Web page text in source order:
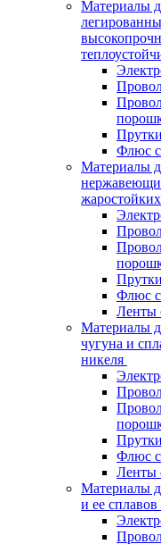
Материалы
Флюс
Материалы
Флюс
Ленты
Материалы
чугуна и
никеля
Флюс
Ленты
Материалы
и ее сплавов